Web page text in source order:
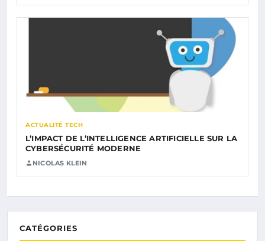
ACTUALITÉ TECH
L’IMPACT DE L’INTELLIGENCE ARTIFICIELLE SUR LA
CYBERSÉCURITÉ MODERNE
NICOLAS KLEIN
CATÉGORIES